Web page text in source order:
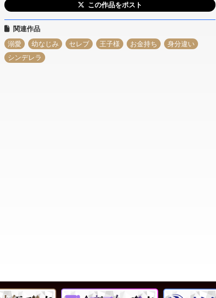
この作品をポスト
関連作品
溺愛
幼なじみ セレブ 王子様 お金持ち
身分違い
シンデレラ